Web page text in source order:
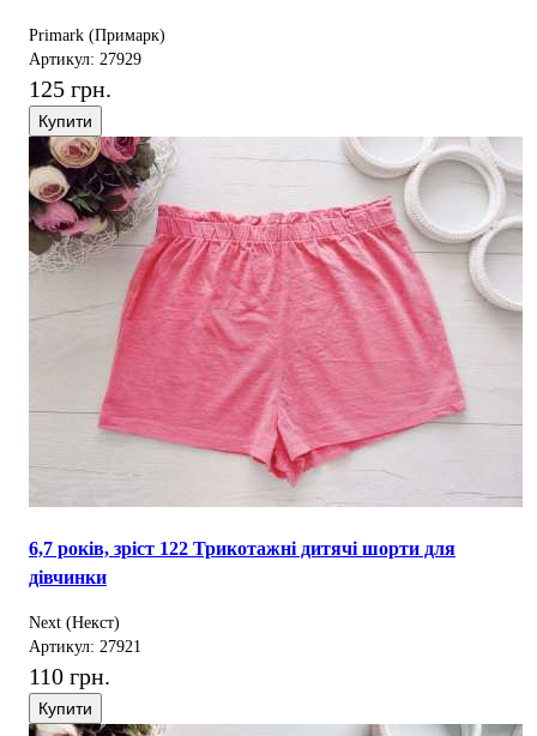
Primark (Примарк)
Артикул: 27929
125 грн.
Купити
6,7 років, зріст 122 Трикотажні дитячі шорти для
дівчинки
Next (Некст)
Артикул: 27921
110 грн.
Купити